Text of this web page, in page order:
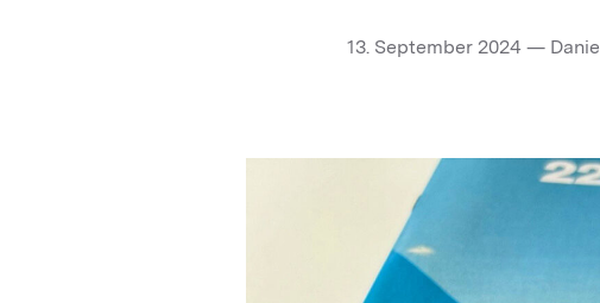
13. September 2024 —